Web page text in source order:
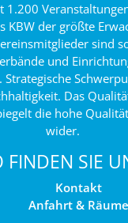
1.200
KBW der größte
sind
und
Strategische
Das
die hohe
wider.
FINDEN SIE
Kontakt
Anfahrt & Räume